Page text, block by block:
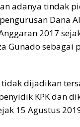
adanya tindak
Dana
2017
Gunado sebagai
dijadikan
KPK dan
15 Agustus